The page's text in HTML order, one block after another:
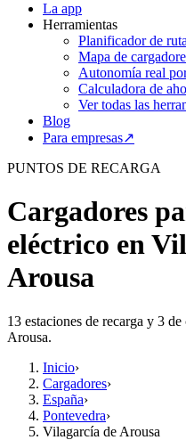
La app
Herramientas
Planificador de
Mapa de
Autonomía real
Calculadora de
Ver todas las
Blog
Para empresas↗
PUNTOS DE RECARGA
Cargadores
eléctrico en
Arousa
13 estaciones de recarga y 3
Arousa.
Inicio›
Cargadores›
España›
Pontevedra›
Vilagarcía de Arousa